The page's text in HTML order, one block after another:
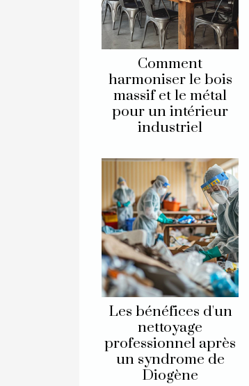
Comment
harmoniser le bois
massif et le métal
pour un intérieur
industriel
Les bénéfices d'un
nettoyage
professionnel après
un syndrome de
Diogène